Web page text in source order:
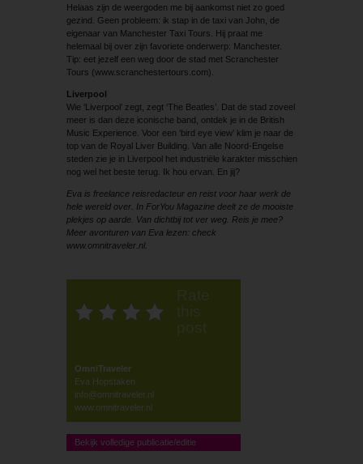
Helaas zijn de weergoden me bij aankomst niet zo goed
gezind. Geen probleem: ik stap in de taxi van John, de
eigenaar van Manchester Taxi Tours. Hij praat me
helemaal bij over zijn favoriete onderwerp: Manchester.
Tip: eet jezelf een weg door de stad met Scranchester
Tours (www.scranchestertours.com).
Liverpool
Wie ‘Liverpool’ zegt, zegt ‘The Beatles’. Dat de stad zoveel
meer is dan deze iconische band, ontdek je in de British
Music Experience. Voor een ‘bird eye view’ klim je naar de
top van de Royal Liver Building. Van alle Noord-Engelse
steden zie je in Liverpool het industriële karakter misschien
nog wel het beste terug. Ik hou ervan. En jij?
Eva is freelance reisredacteur en reist voor haar werk de
hele wereld over. In ForYou Magazine deelt ze de mooiste
plekjes op aarde. Van dichtbij tot ver weg. Reis je mee?
Meer avonturen van Eva lezen: check
www.omnitraveler.nl.
OmniTraveler
Eva Hopstaken
info@omnitraveler.nl
www.omnitraveler.nl
Bekijk volledige publicatie/editie